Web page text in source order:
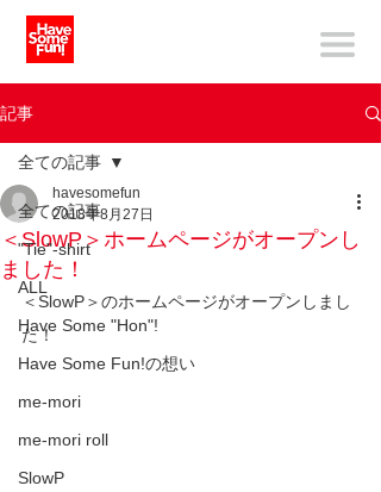
記事
全ての記事
"Tie"-shirt
ALL
Have Some "Hon"!
Have Some Fun!の想い
me-mori
me-mori roll
SlowP
全ての記事
＜SlowP＞ホームページがオープンし
ました！
havesomefun
2018年8月27日
＜SlowP＞のホームページがオープンしまし
た！